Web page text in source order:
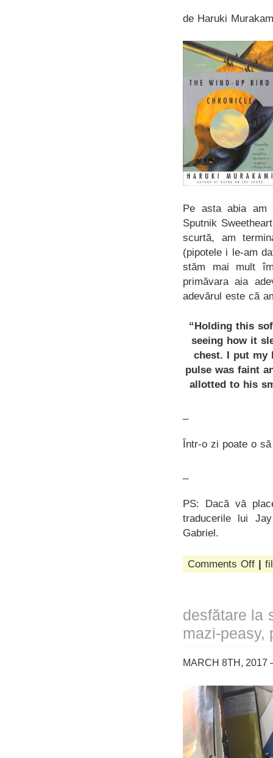
de Haruki
Pe asta abia am
Sputnik
scurtă, am
(pipotele i le-am
stăm mai mult
primăvara aia
adevărul este că
“Holding this
seeing how it
chest. I put my
pulse was faint
allotted to his
Într-o zi poate o
PS: Dacă vă
traducerile lui
Gabriel.
Comments Offon
era
te
pe
tine.
în
|
desfătare la
mazi-peasy,
MARCH 8TH, 2017